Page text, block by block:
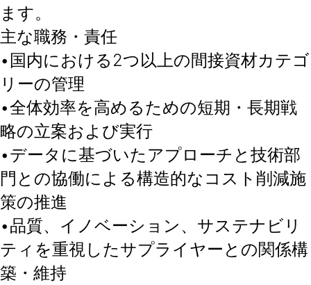
ます。
主な職務・責任
•国内における2つ以上の間接資材カテゴ
リーの管理
•全体効率を高めるための短期・長期戦
略の立案および実行
•データに基づいたアプローチと技術部
門との協働による構造的なコスト削減施
策の推進
•品質、イノベーション、サステナビリ
ティを重視したサプライヤーとの関係構
築・維持